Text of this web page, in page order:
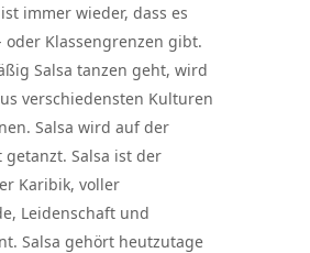
immer wieder, dass es
oder Klassengrenzen gibt.
Salsa tanzen geht, wird
verschiedensten Kulturen
Salsa wird auf der
getanzt. Salsa ist der
Karibik, voller
Leidenschaft und
Salsa gehört heutzutage